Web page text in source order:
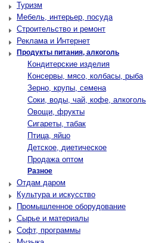
Туризм
Мебель, интерьер, посуда
Строительство и ремонт
Реклама и Интернет
Продукты питания, алкоголь
Кондитерские изделия
Консервы, мясо, колбасы, рыба
Зерно, крупы, семена
Соки, воды, чай, кофе, алкоголь
Овощи, фрукты
Сигареты, табак
Птица, яйцо
Детское, диетическое
Продажа оптом
Разное
Отдам даром
Культура и искусство
Промышленное оборудование
Сырье и материалы
Софт, программы